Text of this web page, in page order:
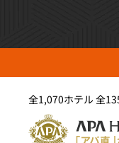
全1,070ホテル 全